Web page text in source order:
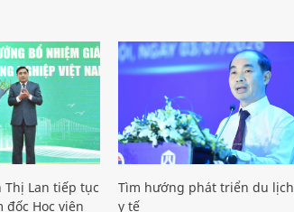
Thị Lan tiếp tục
đốc Học viện
Tìm hướng phát triển du lịch
y tế